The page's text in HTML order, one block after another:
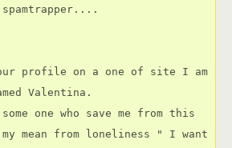
profile on a one of site I am
Valentina.
one who save me from this
mean from loneliness " I want